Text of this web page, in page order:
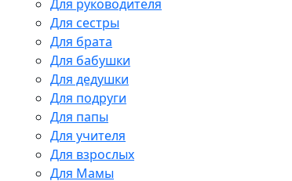
Для руководителя
Для сестры
Для брата
Для бабушки
Для дедушки
Для подруги
Для папы
Для учителя
Для взрослых
Для Мамы